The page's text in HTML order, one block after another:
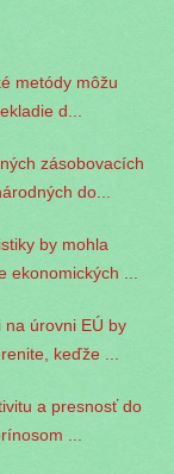
metódy môžu
d...
zásobovacích
do...
by mohla
...
na úrovni EÚ by
keďže ...
a presnosť do
...